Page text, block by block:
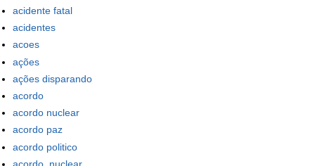
acidente fatal
acidentes
acoes
ações
ações disparando
acordo
acordo nuclear
acordo paz
acordo politico
acordo_nuclear